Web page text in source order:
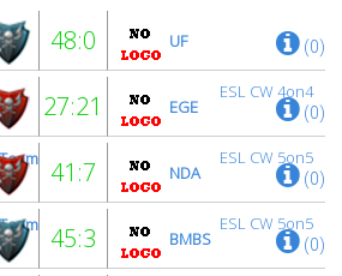
48:0 UF (0)
ESL CW 4on4
27:21 EGE (0)
ESL CW 5on5
41:7 NDA (0)
ESL CW 5on5
45:3 BMBS (0)